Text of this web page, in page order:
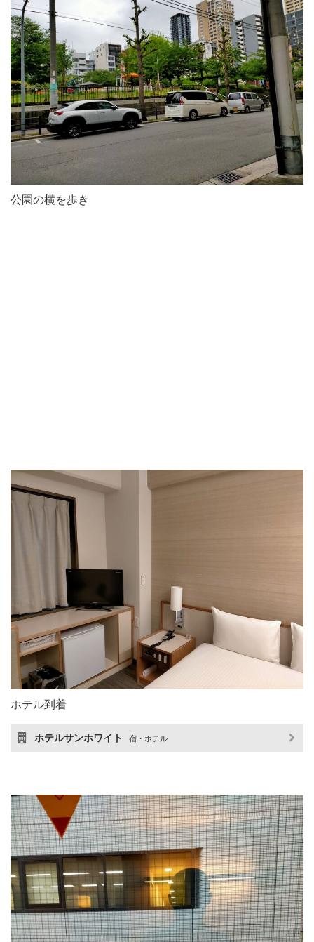
公園の横を歩き
ホテル到着
ホテルサンホワイト 宿・ホテル